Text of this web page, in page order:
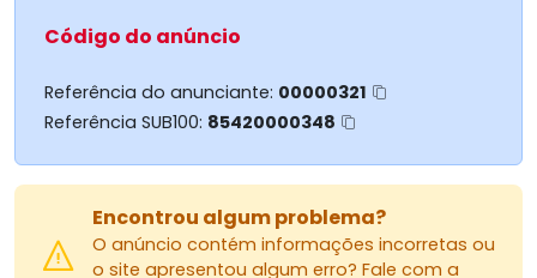
Código do anúncio
Referência do anunciante: 00000321
Referência SUB100: 85420000348
Encontrou algum problema?
O anúncio contém informações incorretas ou
o site apresentou algum erro? Fale com a